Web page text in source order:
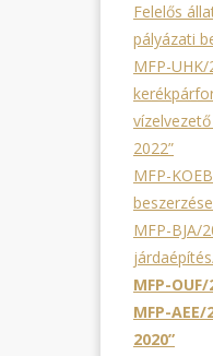
Felelős
pályázati
MFP-
2022”
MFP-
MFP-BJA/
MFP-
MFP-
2020”